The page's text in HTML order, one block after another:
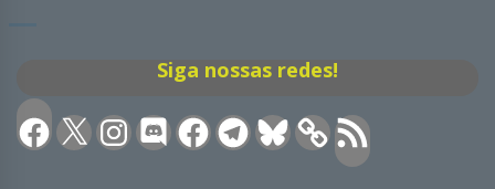
Siga nossas redes!
Facebook
X Instagram
DiscordFacebookTelegramBluesky Feed
RSS